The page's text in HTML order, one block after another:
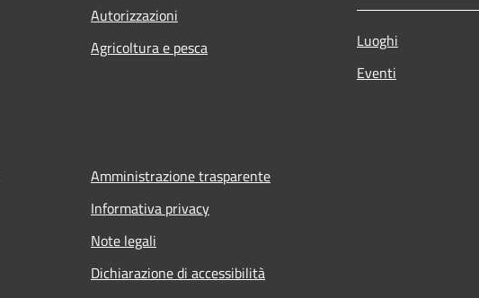
Autorizzazioni
Agricoltura e pesca
Luoghi
Eventi
Amministrazione trasparente
Informativa privacy
Note legali
Dichiarazione di accessibilità